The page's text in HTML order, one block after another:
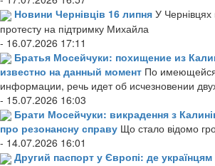
Новини Чернівців 16 липня У Чернівцях
протесту на підтримку Михайла
- 16.07.2026 17:11
Братья Мосейчуки: похищение из
известно на данный момент По
информации, речь идет об исчезновении
- 15.07.2026 16:03
Брати Мосейчуки: викрадення з
про резонансну справу Що стало відомо
- 14.07.2026 16:01
Другий паспорт у Європі: де